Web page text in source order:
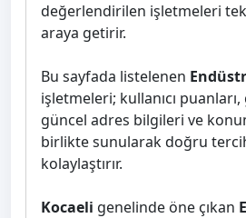
değerlendirilen işletmeleri
araya getirir.
Bu sayfada listelenen
işletmeleri; kullanıcı
güncel adres bilgileri ve
birlikte sunularak doğru
kolaylaştırır.
Kocaeli genelinde öne çıkan